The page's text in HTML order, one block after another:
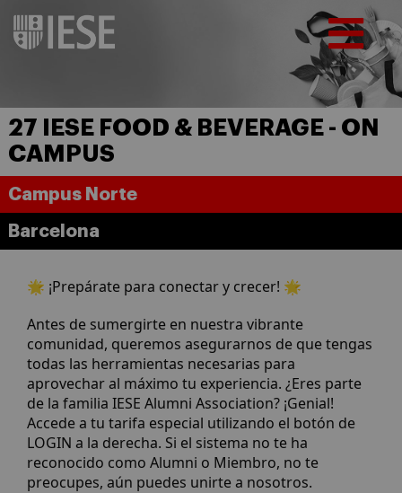
27 IESE FOOD & BEVERAGE - ON
CAMPUS
Campus Norte
Barcelona
🌟 ¡Prepárate para conectar y crecer! 🌟
Antes de sumergirte en nuestra vibrante
comunidad, queremos asegurarnos de que tengas
todas las herramientas necesarias para
aprovechar al máximo tu experiencia. ¿Eres parte
de la familia IESE Alumni Association? ¡Genial!
Accede a tu tarifa especial utilizando el botón de
LOGIN a la derecha. Si el sistema no te ha
reconocido como Alumni o Miembro, no te
preocupes, aún puedes unirte a nosotros.